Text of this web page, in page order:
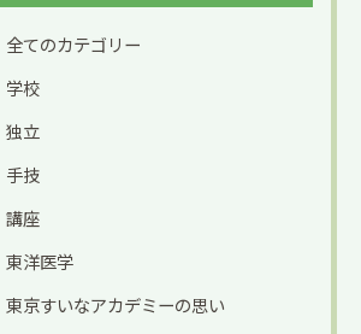
全てのカテゴリー
学校
独立
手技
講座
東洋医学
東京すいなアカデミーの思い